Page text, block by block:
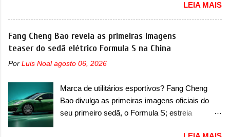
T200, que estreou nos irmãos Pulse e
Fastback. "A Fiat Strada é mais do que uma
picape, é uma verdadeira revolução no
mercado automotivo. Há alguns anos era
improvável pensar que uma picape chagaria ao
Strada fez. Mais do que isso: ela é a prova viva
que time que está ganhando se mexe sim. Ao
longo da sua história, ela...
primeiras imagens teaser de uma mudança
visual para um dos seus menores sedãs
elétricos na China, pertencente à linha Ocean.
Trata-se do Seal 06 EV, lançado no segundo
O modelo agora passará a ser vendido com
que vão atualizá-los para a identidade visual
mais moderna da marca, mas ainda sem
motivos para que essa mudança já seja tão
LEIA MAIS
Fang Cheng Bao revela as primeiras imagens
teaser do sedã elétrico Formula S na China
Por Luis Noal agosto 06, 2026
Marca de utilitários esportivos? Fang Cheng
Bao divulga as primeiras imagens oficiais do
seu primeiro sedã, o Formula S; estreia